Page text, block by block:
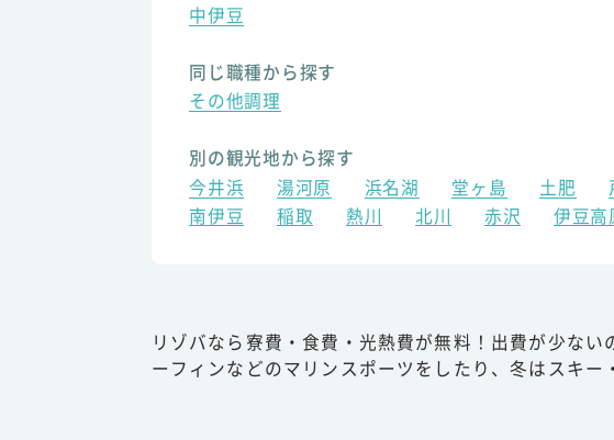
中伊豆
同じ職種から探す
その他調理
別の観光地から探す
今井浜
湯河原 浜名湖 堂ヶ島 土肥
南伊豆
稲取 熱川 北川 赤沢 伊豆高
リゾバなら寮費・食費・光熱費が無料！出費が少な
ーフィンなどのマリンスポーツをしたり、冬はスキ